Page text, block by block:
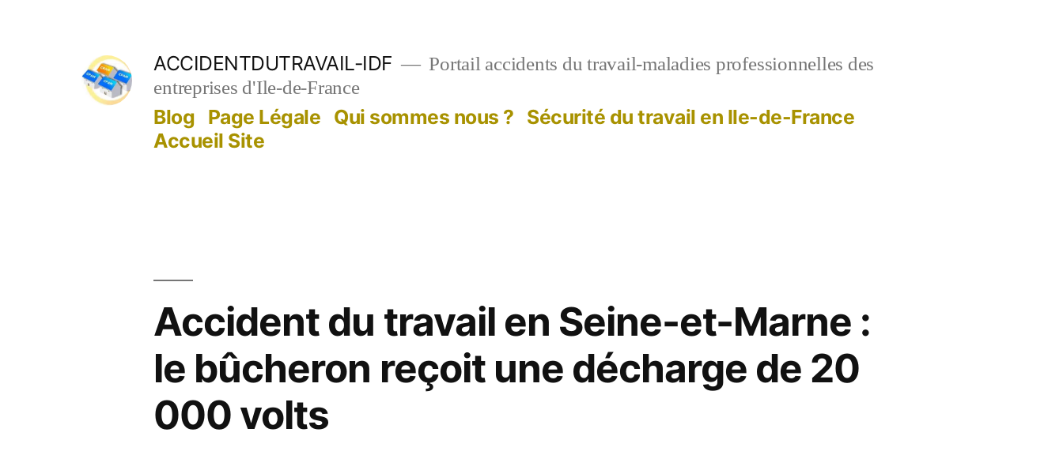
ACCIDENTDUTRAVAIL-IDF
Portail accidents du travail-maladies professionnelles des
entreprises d'Ile-de-France
Blog Page Légale Qui sommes nous ? Sécurité du travail en Ile-de-France
Accueil Site
Accident du travail en Seine-et-Marne :
le bûcheron reçoit une décharge de 20
000 volts